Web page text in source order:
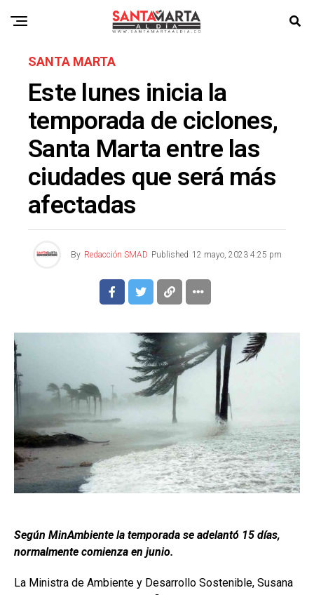
SANTA MARTA
Este lunes inicia la
temporada de ciclones,
Santa Marta entre las
ciudades que será más
afectadas
By Redacción SMAD Published 12 mayo, 2023 4:25 pm
Según MinAmbiente la temporada se adelantó 15 días,
normalmente comienza en junio.
La Ministra de Ambiente y Desarrollo Sostenible, Susana